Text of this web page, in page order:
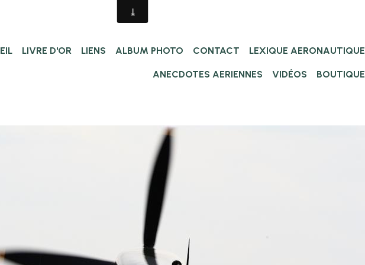
LIVRE D'OR LIENS ALBUM PHOTO CONTACT LEXIQUE AERONAUTIQUE
ANECDOTES AERIENNES VIDÉOS BOUTIQUE